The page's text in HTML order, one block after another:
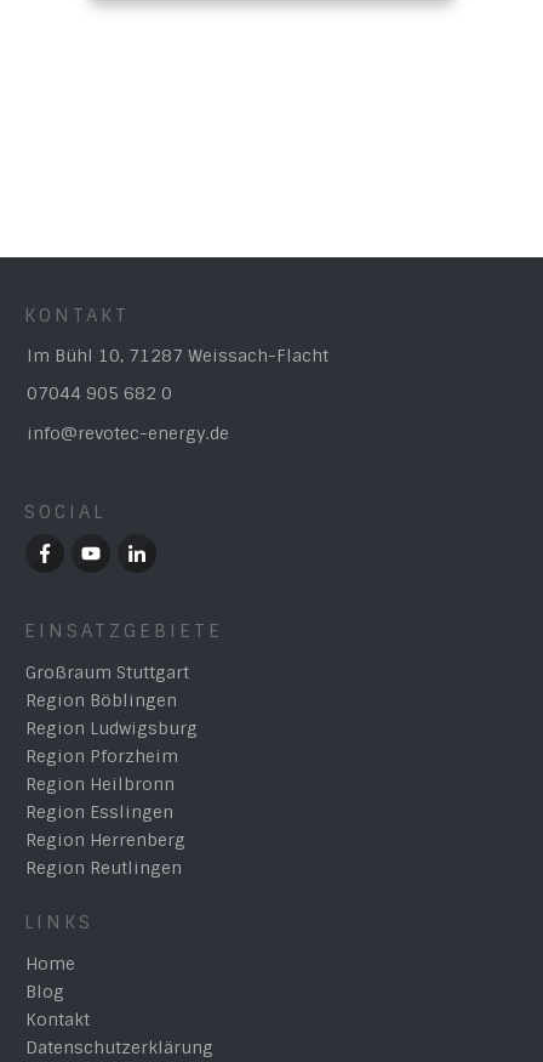
KONTAKT
Im Bühl 10, 71287 Weissach-Flacht
07044 905 682 0
info@revotec-energy.de
SOCIAL
EINSATZGEBIETE
Großraum Stuttgart
Region Böblingen
Region Ludwigsburg
Region Pforzheim
Region Heilbronn
Region Esslingen
Region Herrenberg
Region Reutlingen
LINKS
Home
Blog
Kontakt
Datenschutzerklärung